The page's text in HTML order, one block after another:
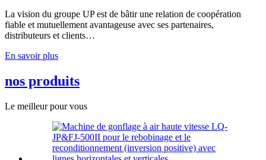
La vision du groupe UP est de bâtir une relation de coopération
fiable et mutuellement avantageuse avec ses partenaires,
distributeurs et clients…
En savoir plus
nos produits
Le meilleur pour vous